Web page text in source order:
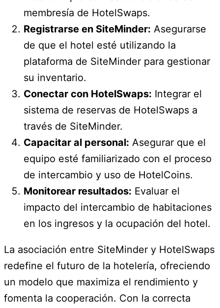
membresía de HotelSwaps.
Registrarse en SiteMinder: Asegurarse
de que el hotel esté utilizando la
plataforma de SiteMinder para gestionar
su inventario.
Conectar con HotelSwaps: Integrar el
sistema de reservas de HotelSwaps a
través de SiteMinder.
Capacitar al personal: Asegurar que el
equipo esté familiarizado con el proceso
de intercambio y uso de HotelCoins.
Monitorear resultados: Evaluar el
impacto del intercambio de habitaciones
en los ingresos y la ocupación del hotel.
La asociación entre SiteMinder y HotelSwaps
redefine el futuro de la hotelería, ofreciendo
un modelo que maximiza el rendimiento y
fomenta la cooperación. Con la correcta